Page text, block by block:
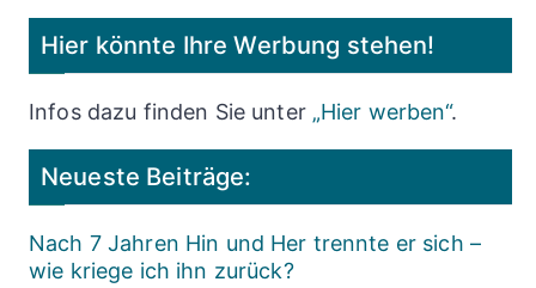
Hier könnte Ihre Werbung stehen!
Infos dazu finden Sie unter „Hier werben“.
Neueste Beiträge:
Nach 7 Jahren Hin und Her trennte er sich –
wie kriege ich ihn zurück?